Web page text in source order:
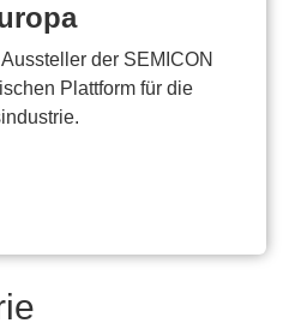
der SEMICON
Plattform für die